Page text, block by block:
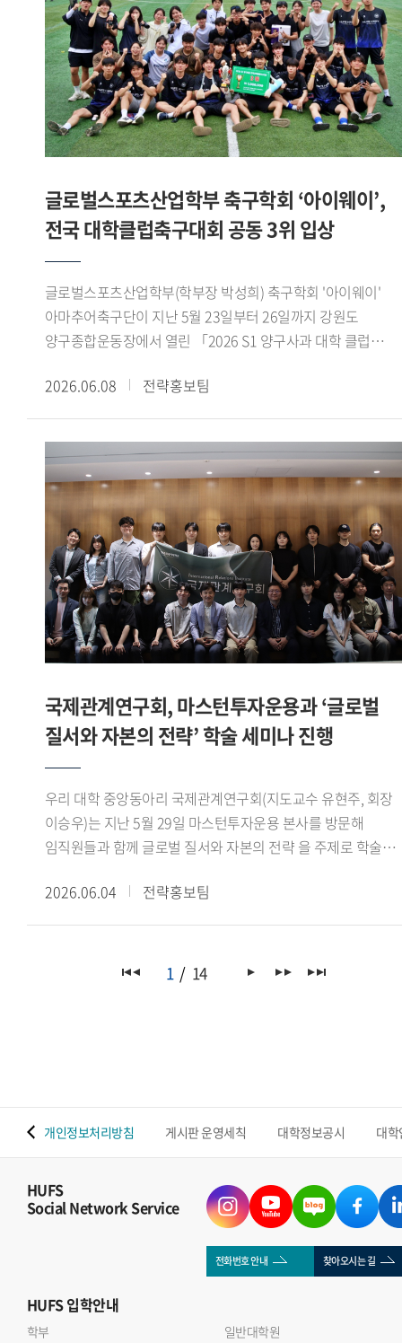
위해 마련됐다. 참가팀들은 스포츠 산업과 AI 바이오헬스
기술을 접목한 다양한 아이디어를 영상 발표 형식으로
제출했으며, 심사는 창의성, 기술 융합성, 산업 적용 가능성,
실현 가능성 등을 중심으로 진행됐다.'AI 동적 운동 처방 플랫폼
팀은 발표 세션에서 ▲Pre-Work(운동 전) 단계의 국민체력100
등급 점수와 실시간 심박변이도(HRV) 기반 오늘의 운동 준비
중) 단계의 제조사별(Apple, Samsung, Garmin) 센서 특성을
반영한 실시간 가변 강도 조절 및 위험 감지 트리거 , ▲Post-
Work(운동 후) 단계의 최상 컨디션 상태 복구를 위한 목표
지향적 역산형 회복 시뮬레이터 발표를 진행하였다.
발표자들은 공공 데이터와 하이엔드 웨어러블 API를 아우르는
구체적인 데이터 매핑 기술과 아키텍처 구축 방안을 제시했다.
심사위원단은 복잡한 생체 데이터를 사용자가 쉽게 이해할 수
배터리 복구 경로 라는 개념을 도입해 운동 상태와 회복 과정을
우수한 평가를 받았다.팀장 이유준 학생은 일회성 측정에
그치던 국가 체력 인증 데이터에 실시간 스마트워치 생체
신호를 결합함으로써, 365일 실시간으로 안전벨트를 매고
운동하는 듯한 디지털 예방 의학 솔루션 을 구현하고자 했다 고
강조하며, 앞으로 제조사별 API 데이터 정규화 과정을 더욱
고도화하고, 향후 실제 공공 인프라 및 보험 산업(인슈어테크)
과의 연동 융합 연구를 통해 전 국민이 안전하게 국가 표준 체력
등급에 도달하는 데 선도적 역할을 다하겠다 고 소감을 밝혔다.
글로벌스포츠산업학부 축구학회 ‘아이웨이’,
전국 대학클럽축구대회 공동 3위 입상
글로벌스포츠산업학부(학부장 박성희) 축구학회 '아이웨이'
아마추어축구단이 지난 5월 23일부터 26일까지 강원도
양구종합운동장에서 열린 「2026 S1 양구사과 대학 클럽
고려대학교 SFA, 한국체육대학교 실버골 FC, 한림대학교
레오를 상대로 조 1위를 기록하며 16강에 진출했다.이후
16강에서는 육군사관학교 사커라이온을, 8강에서는
한림대학교 사이다를 차례로 꺾고 4강에 올랐다. 준결승에서는
서울시립대학교 AZURE와 맞붙어 선전한 끝에 공동 3위로
대회를 마무리했다.이번 대회는 전국 대학 축구 동아리와 학회
팀들이 참가하는 대학 클럽 축구대회로, 아이웨이는 이번
성과를 통해 전국 무대에서 경쟁력을 입증했다.
글로벌스포츠산업학부 축구학회 아이웨이는 학부 재학생들로
구성된 축구 학회로, 교내외 각종 대회와 교류전에 참가하며
꾸준히 활동을 이어가고 있다.
2026.06.08 전략홍보팀
국제관계연구회, 마스턴투자운용과 ‘글로벌
질서와 자본의 전략’ 학술 세미나 진행
우리 대학 중앙동아리 국제관계연구회(지도교수 유현주, 회장
이승우)는 지난 5월 29일 마스턴투자운용 본사를 방문해
임직원들과 함께 글로벌 질서와 자본의 전략 을 주제로 학술
금융산업에 대한 이해를 넓히고, 글로벌 자본의 흐름과 투자
Positive Impact)가 미래 글로벌 인재 양성을 위해 운영하는
하나의 가치(김민석 선한영향실천센터장)를 주제로 강연을
진행하며 금융산업과 글로벌 투자 환경에 대한 다양한 시각을
공유했다.이어 국제관계연구회 이승우 회장(인도어과 23)은
연구회의 비전과 주요 학술 활동을 소개했으며, 학생들은 강연
이후 질의응답을 통해 국제관계와 금융시장의 연관성, 글로벌
자본의 역할 등에 대해 의견을 나누는 시간을 가졌다.
국제관계연구회 이승우 회장(인도어 23)은 자본과 금융의
흐름은 국제관계 연구에서 빼놓을 수 없는 중요한 주제 라며
이번 세미나를 통해 학회원들이 대체투자 산업에 대한 이해를
넓히고 보다 다차원적인 분석 역량을 기를 수 있는 계기가
2026.06.04 전략홍보팀
1 14
개인정보처리방침 게시판 운영세칙 대학정보공시 대
HUFS
Social Network Service
전화번호 안내 찾아오시는 길
HUFS입학안내
학부
일반대학원